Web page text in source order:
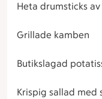
Heta drumsticks
Grillade kamben
Butikslagad
Krispig sallad med